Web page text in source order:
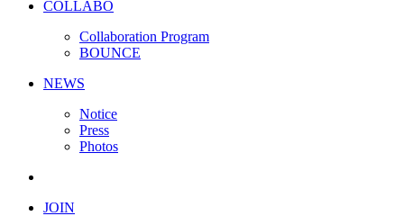
COLLABO
Collaboration Program
BOUNCE
NEWS
Notice
Press
Photos
JOIN